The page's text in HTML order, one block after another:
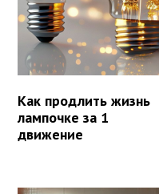
Как продлить жизнь
лампочке за 1
движение